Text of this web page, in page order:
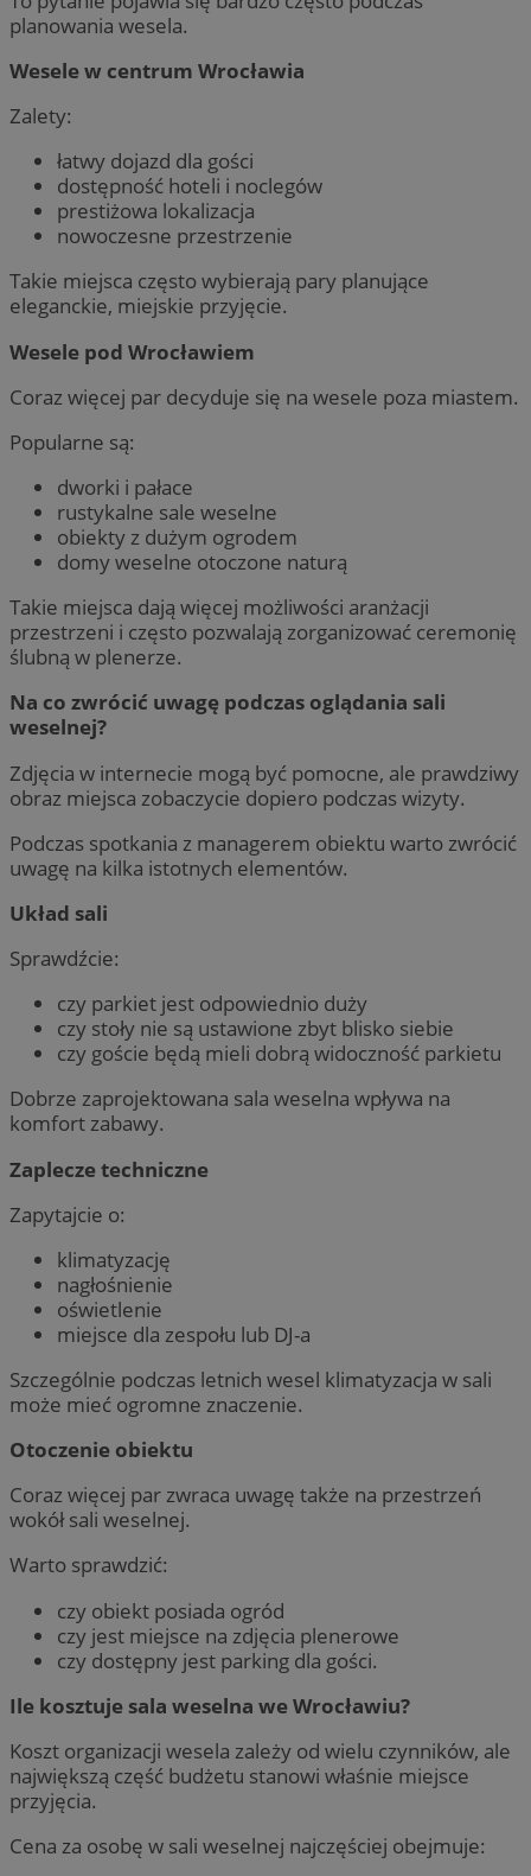
planowania wesela.
Wesele w centrum Wrocławia
Zalety:
łatwy dojazd dla gości
dostępność hoteli i noclegów
prestiżowa lokalizacja
nowoczesne przestrzenie
Takie miejsca często wybierają pary planujące
eleganckie, miejskie przyjęcie.
Wesele pod Wrocławiem
Coraz więcej par decyduje się na wesele poza miastem.
Popularne są:
dworki i pałace
rustykalne sale weselne
obiekty z dużym ogrodem
domy weselne otoczone naturą
Takie miejsca dają więcej możliwości aranżacji
przestrzeni i często pozwalają zorganizować ceremonię
ślubną w plenerze.
Na co zwrócić uwagę podczas oglądania sali
weselnej?
Zdjęcia w internecie mogą być pomocne, ale prawdziwy
obraz miejsca zobaczycie dopiero podczas wizyty.
Podczas spotkania z managerem obiektu warto zwrócić
uwagę na kilka istotnych elementów.
Układ sali
Sprawdźcie:
czy parkiet jest odpowiednio duży
czy stoły nie są ustawione zbyt blisko siebie
czy goście będą mieli dobrą widoczność parkietu
Dobrze zaprojektowana sala weselna wpływa na
komfort zabawy.
Zaplecze techniczne
Zapytajcie o:
klimatyzację
nagłośnienie
oświetlenie
miejsce dla zespołu lub DJ-a
Szczególnie podczas letnich wesel klimatyzacja w sali
może mieć ogromne znaczenie.
Otoczenie obiektu
Coraz więcej par zwraca uwagę także na przestrzeń
wokół sali weselnej.
Warto sprawdzić:
czy obiekt posiada ogród
czy jest miejsce na zdjęcia plenerowe
czy dostępny jest parking dla gości.
Ile kosztuje sala weselna we Wrocławiu?
Koszt organizacji wesela zależy od wielu czynników, ale
największą część budżetu stanowi właśnie miejsce
przyjęcia.
Cena za osobę w sali weselnej najczęściej obejmuje: